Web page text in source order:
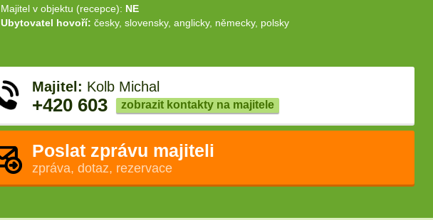
Majitel v objektu (recepce): NE
Ubytovatel hovoří: česky, slovensky, anglicky, německy, polsky
Majitel: Kolb Michal
+420 603 zobrazit kontakty na majitele
Poslat zprávu majiteli
zpráva, dotaz, rezervace